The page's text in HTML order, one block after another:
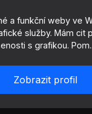
a funkční weby ve
služby. Mám cit
s grafikou.
Zobrazit profil